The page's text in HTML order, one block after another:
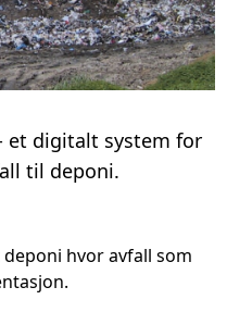
et digitalt system for
til deponi.
hvor avfall som